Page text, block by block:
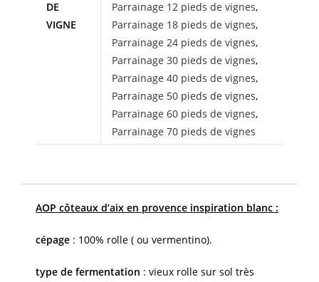
DE
VIGNE
Parrainage 12 pieds de vignes,
Parrainage 18 pieds de vignes,
Parrainage 24 pieds de vignes,
Parrainage 30 pieds de vignes,
Parrainage 40 pieds de vignes,
Parrainage 50 pieds de vignes,
Parrainage 60 pieds de vignes,
Parrainage 70 pieds de vignes
AOP côteaux d’aix en provence inspiration blanc :
cépage : 100% rolle ( ou vermentino).
type de fermentation : vieux rolle sur sol très